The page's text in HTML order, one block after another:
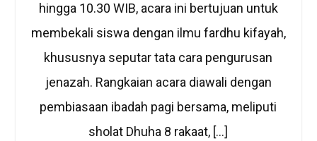
hingga 10.30 WIB, acara ini bertujuan untuk
membekali siswa dengan ilmu fardhu kifayah,
khususnya seputar tata cara pengurusan
jenazah. Rangkaian acara diawali dengan
pembiasaan ibadah pagi bersama, meliputi
sholat Dhuha 8 rakaat, […]